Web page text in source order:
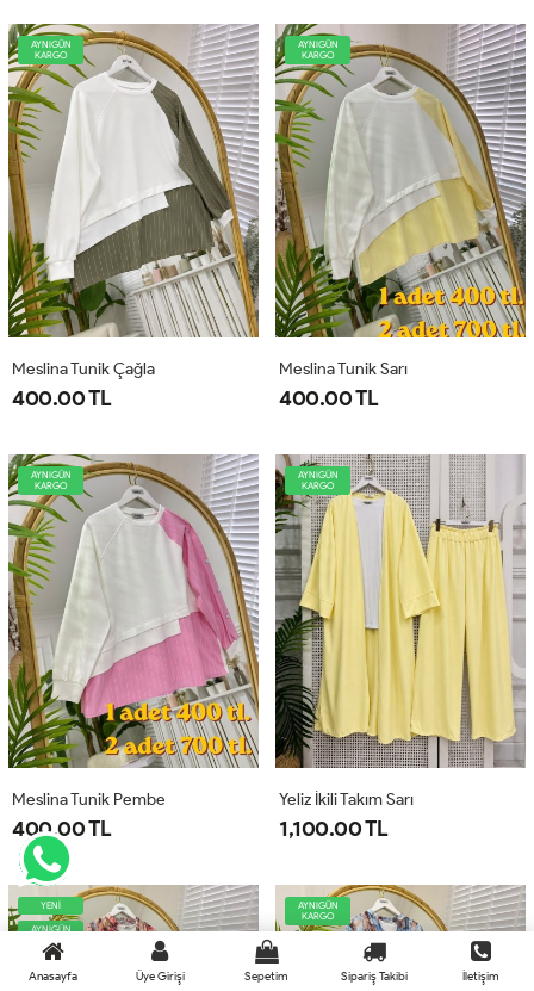
AYNIGÜN
KARGO
Meslina Tunik Çağla
400.00 TL
AYNIGÜN
KARGO
Meslina Tunik Sarı
400.00 TL
AYNIGÜN
KARGO
Meslina Tunik Pembe
400.00 TL
AYNIGÜN
KARGO
Yeliz İkili Takım Sarı
1,100.00 TL
YENİ
AYNIGÜN
KARGO
AYNIGÜN
KARGO
Anasayfa Üye Girişi Sepetim Sipariş Takibi İletişim